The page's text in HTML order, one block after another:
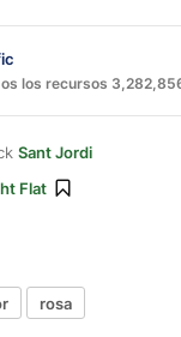
los recursos
Sant Jordi
Flat
rosa